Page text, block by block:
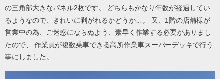
の三角部大きなパネル2枚です。 どちらもかなり年数が経過してい
るようなので、きれいに剥がれるかどうか…。 又、1階の店舗様が
営業中の為、ご迷惑にならぬよう、素早く作業する必要がありまし
たので、 作業員が複数乗車できる高所作業車スーパーデッキで行う
事にしました。